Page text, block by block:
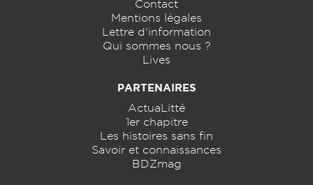
Contact
Mentions légales
Lettre d'information
Qui sommes nous ?
Lives
PARTENAIRES
ActuaLitté
1er chapitre
Les histoires sans fin
Savoir et connaissances
BDZmag